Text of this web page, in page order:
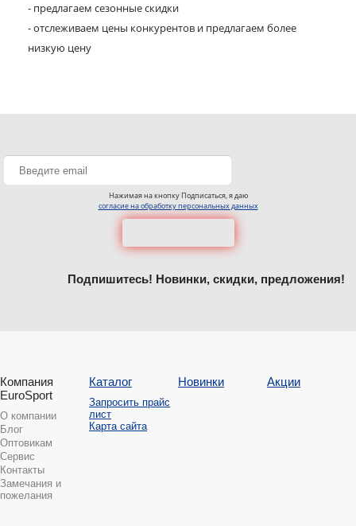
- предлагаем сезонные скидки
- отслеживаем цены конкурентов и предлагаем более
низкую цену
Нажимая на кнопку Подписаться, я даю
согласие на обработку персональных данных
Подпишитесь! Новинки, скидки, предложения!
Компания
EuroSport
О компании
Блог
Оптовикам
Сервис
Контакты
Замечания и
пожелания
Каталог
Запросить прайс
лист
Карта сайта
Новинки Акции